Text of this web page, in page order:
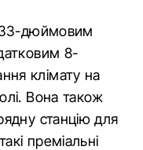
33-дюймовим
8-
клімату на
Вона також
станцію для
преміальні